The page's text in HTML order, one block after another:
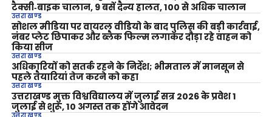
टैक्सी‑बाइक चालान, 9 बसें दैन्य हालत, 100 से अधिक चालान
उत्तराखण्ड
सोशल मीडिया पर वायरल वीडियो के बाद पुलिस की बड़ी कार्रवाई,
नंबर प्लेट छिपाकर और ब्लैक फिल्म लगाकर दौड़ा रहे वाहन को
किया सीज
उत्तराखण्ड
अधिकारियों को सतर्क रहने के निर्देश; भीमताल में मानसून से
पहले तैयारियां तेज करने को कहा
उत्तराखण्ड
उत्तराखण्ड मुक्त विश्वविद्यालय में जुलाई सत्र 2026 के प्रवेश 1
जुलाई से शुरू, 10 अगस्त तक होंगे आवेदन